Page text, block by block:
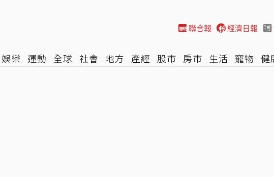
聯合報 經濟日報
娛樂 運動 全球 社會 地方 產經 股市 房市 生活 寵物 健